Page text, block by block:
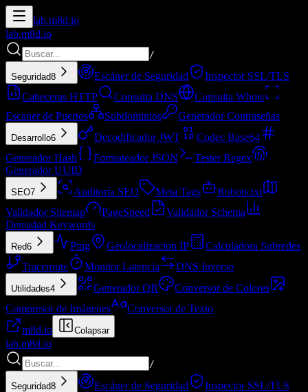
lab.m8d.io
lab.m8d.io
/
Seguridad8 Escáner de Seguridad
Inspector SSL/TLS
Cabeceras HTTP
Consulta DNS
Consulta Whois
Escaner de Puertos
Subdominios Generador Contraseñas
Desarrollo6 Decodificador JWT
Codec Base64
Generador Hash
Formateador JSON
Tester Regex
Generador UUID
SEO7 Auditoría SEO Meta Tags
Robots.txt
Validador Sitemap
PageSpeed
Validador Schema
Densidad Keywords
Red6 Ping Geolocalizacion IP
Calculadora Subredes
Traceroute
Monitor Latencia DNS Inverso
Utilidades4 Generador QR
Conversor de Colores
Compresor de Imágenes
Conversor de Texto
m8d.io
Colapsar
lab.m8d.io
/
Seguridad8 Escáner de Seguridad
Inspector SSL/TLS